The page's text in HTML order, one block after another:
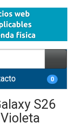
0
S26